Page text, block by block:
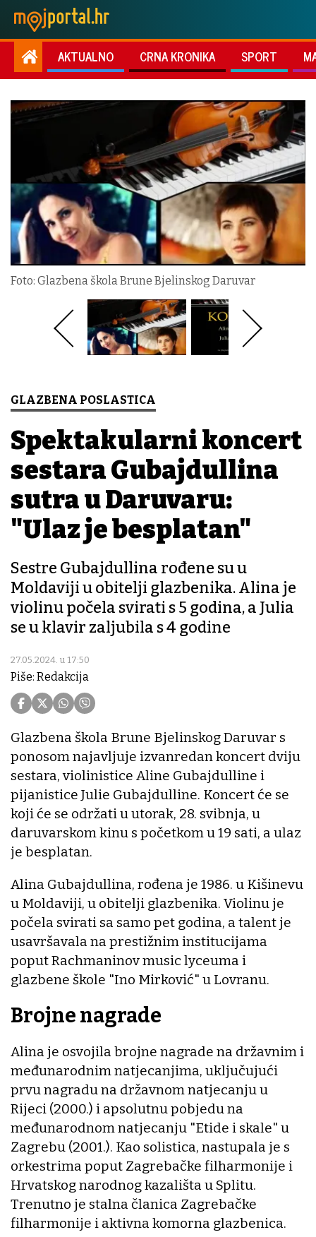
AKTUALNO CRNA KRONIKA SPORT
Foto: Glazbena škola Brune Bjelinskog Daruvar
GLAZBENA POSLASTICA
Spektakularni koncert
sestara Gubajdullina
sutra u Daruvaru:
"Ulaz je besplatan"
Sestre Gubajdullina rođene su u
Moldaviji u obitelji glazbenika. Alina je
violinu počela svirati s 5 godina, a Julia
se u klavir zaljubila s 4 godine
27.05.2024. u 17:50
Piše: Redakcija
Glazbena škola Brune Bjelinskog Daruvar s
ponosom najavljuje izvanredan koncert dviju
sestara, violinistice Aline Gubajdulline i
pijanistice Julie Gubajdulline. Koncert će se
koji će se održati u utorak, 28. svibnja, u
daruvarskom kinu s početkom u 19 sati, a ulaz
je besplatan.
Alina Gubajdullina, rođena je 1986. u Kišinevu
u Moldaviji, u obitelji glazbenika. Violinu je
počela svirati sa samo pet godina, a talent je
usavršavala na prestižnim institucijama
poput Rachmaninov music lyceuma i
glazbene škole "Ino Mirković" u Lovranu.
Brojne nagrade
Alina je osvojila brojne nagrade na državnim i
međunarodnim natjecanjima, uključujući
prvu nagradu na državnom natjecanju u
Rijeci (2000.) i apsolutnu pobjedu na
međunarodnom natjecanju "Etide i skale" u
Zagrebu (2001.). Kao solistica, nastupala je s
orkestrima poput Zagrebačke filharmonije i
Hrvatskog narodnog kazališta u Splitu.
Trenutno je stalna članica Zagrebačke
filharmonije i aktivna komorna glazbenica.